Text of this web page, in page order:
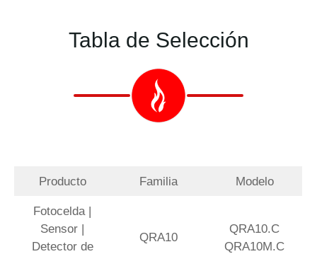
Tabla de Selección
Producto Familia Modelo
Fotocelda |
Sensor |
Detector de
QRA10
QRA10.C
QRA10M.C